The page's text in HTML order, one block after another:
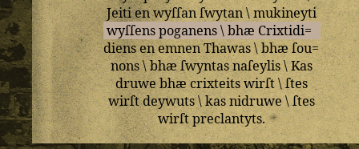
Jeitienwyſſanſwytan\mukineyti
wyſſens poganens\bhæ Crixtidi=
diensenemnenThawas\bhæſou=
nons\bhæſwyntasnaſeylis\Kas
druwebhæcrixteitswirſt\ſtes
wirſtdeywuts\kasnidruwe\ſtes
wirſtpreclantyts.